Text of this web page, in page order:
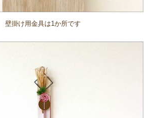
壁掛け用金具は1か所です